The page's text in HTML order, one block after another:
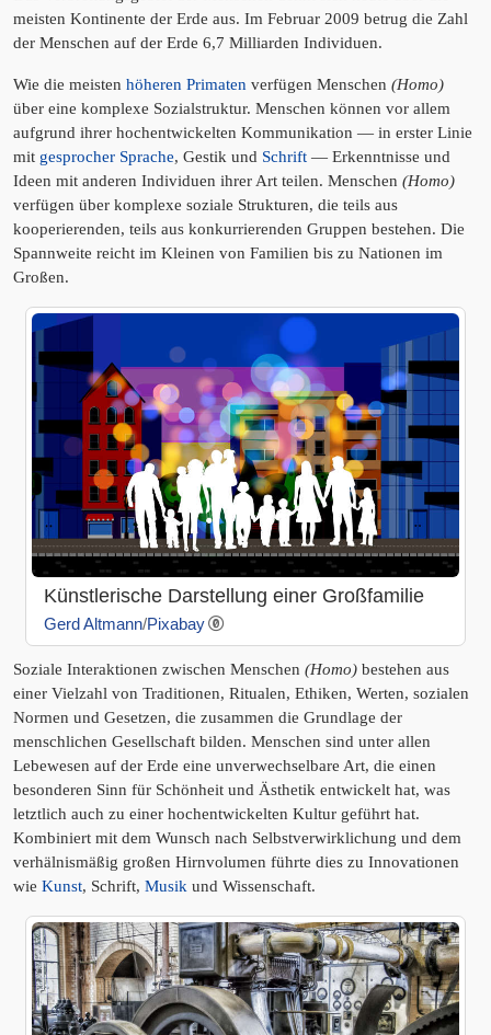
meisten Kontinente der Erde aus. Im Februar 2009 betrug die Zahl
der Menschen auf der Erde 6,7 Milliarden Individuen.
Wie die meisten höheren Primaten verfügen Menschen (Homo)
über eine komplexe Sozialstruktur. Menschen können vor allem
aufgrund ihrer hochentwickelten Kommunikation — in erster Linie
mit gesprocher Sprache, Gestik und Schrift — Erkenntnisse und
Ideen mit anderen Individuen ihrer Art teilen. Menschen (Homo)
verfügen über komplexe soziale Strukturen, die teils aus
kooperierenden, teils aus konkurrierenden Gruppen bestehen. Die
Spannweite reicht im Kleinen von Familien bis zu Nationen im
Großen.
Künstlerische Darstellung einer Großfamilie
Gerd Altmann/Pixabay
Soziale Interaktionen zwischen Menschen (Homo) bestehen aus
einer Vielzahl von Traditionen, Ritualen, Ethiken, Werten, sozialen
Normen und Gesetzen, die zusammen die Grundlage der
menschlichen Gesellschaft bilden. Menschen sind unter allen
Lebewesen auf der Erde eine unverwechselbare Art, die einen
besonderen Sinn für Schönheit und Ästhetik entwickelt hat, was
letztlich auch zu einer hochentwickelten Kultur geführt hat.
Kombiniert mit dem Wunsch nach Selbstverwirklichung und dem
verhälnismäßig großen Hirnvolumen führte dies zu Innovationen
wie Kunst, Schrift, Musik und Wissenschaft.